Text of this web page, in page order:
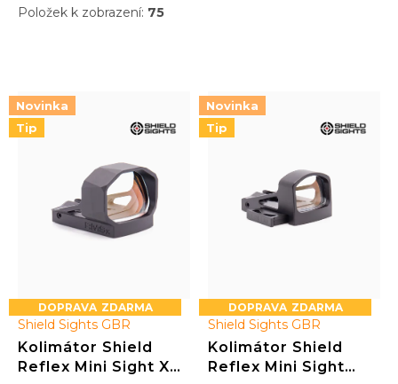
Položek k zobrazení: 75
s
p
Novinka
Tip
ZDARMA
Shield Sights GBR
Kolimátor Shield
Reflex Mini Sight XL
Novinka
Tip
ZDARMA
Shield Sights GBR
Kolimátor Shield
Reflex Mini Sight